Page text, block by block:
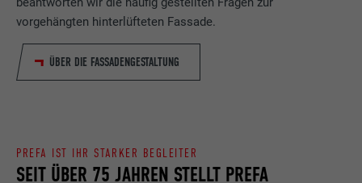
vorgehängten hinterlüfteten Fassade.
ÜBER DIE FASSADENGESTALTUNG
SEIT ÜBER 75 JAHREN STELLT PREFA
PREFA IST IHR STARKER BEGLEITER